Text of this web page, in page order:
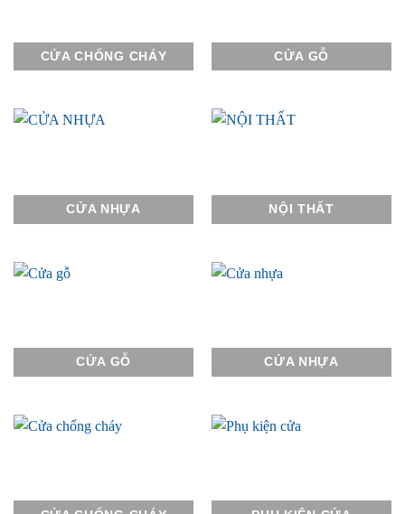
CỬA CHỐNG CHÁY CỬA GỖ
CỬA NHỰA NỘI THẤT
CỬA GỖ CỬA NHỰA